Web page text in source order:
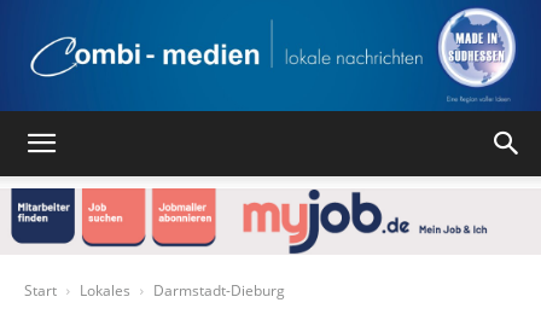
Start Lokales Darmstadt-Dieburg